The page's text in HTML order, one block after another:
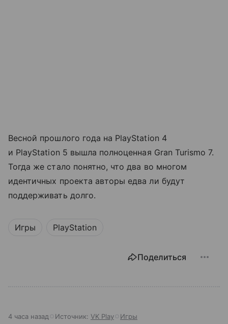
Весной прошлого года на PlayStation 4
и PlayStation 5 вышла полноценная Gran Turismo 7.
Тогда же стало понятно, что два во многом
идентичных проекта авторы едва ли будут
поддерживать долго.
Игры PlayStation
Поделиться
4 часа назад Источник: VK Play Игры